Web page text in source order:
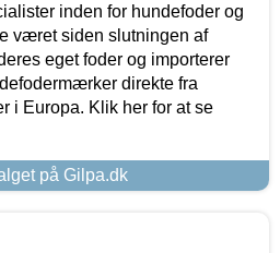
inden for hundefoder og
været siden slutningen af
eget foder og importerer
direkte fra
i Europa. Klik her for at se
på Gilpa.dk